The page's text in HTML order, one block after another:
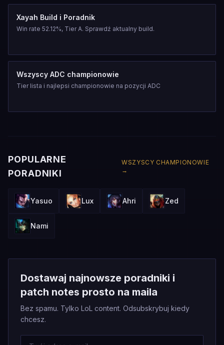
Xayah Build i Poradnik
Win rate 52.12%, Tier A. Sprawdź aktualny build.
Wszyscy ADC championowie
Tier lista i najlepsi championowie na pozycji ADC
POPULARNE
PORADNIKI
WSZYSCY CHAMPIONOWIE
→
Yasuo Lux Ahri Zed
Nami
Dostawaj najnowsze poradniki i
patch notes prosto na maila
Bez spamu. Tylko LoL content. Odsubskrybuj kiedy
chcesz.